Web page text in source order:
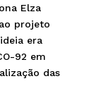
Elza
projeto
era
92 em
das